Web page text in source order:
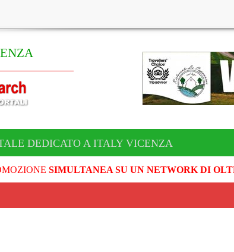
DEDICATO A ITALY VICENZA
SIMULTANEA SU UN NETWORK DI